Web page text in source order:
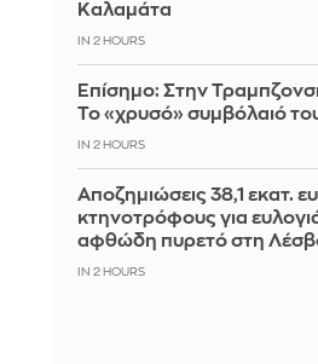
Καλαμάτα
IN 2 HOURS
Επίσημο: Στην
Το «χρυσό» συμβόλαιό
IN 2 HOURS
Αποζημιώσεις 38,1 εκατ.
κτηνοτρόφους για
αφθώδη πυρετό στη
IN 2 HOURS